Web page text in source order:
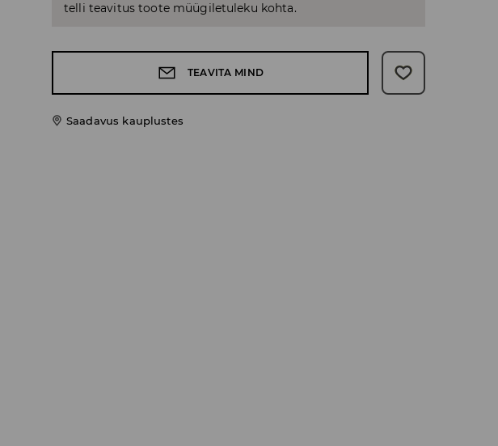
telli teavitus toote müügiletuleku kohta.
TEAVITA MIND
Saadavus kauplustes